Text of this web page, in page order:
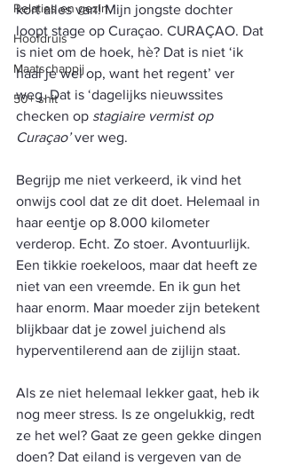
Relaties en gezin
Hoofdruis
Maatschappij
50+ shit
kort alles van! Mijn jongste dochter
loopt stage op Curaçao. CURAÇAO. Dat
is niet om de hoek, hè? Dat is niet ‘ik
haal je wel op, want het regent’ ver
weg. Dat is ‘dagelijks nieuwssites
checken op stagiaire vermist op
Curaçao’ ver weg.
Begrijp me niet verkeerd, ik vind het
onwijs cool dat ze dit doet. Helemaal in
haar eentje op 8.000 kilometer
verderop. Echt. Zo stoer. Avontuurlijk.
Een tikkie roekeloos, maar dat heeft ze
niet van een vreemde. En ik gun het
haar enorm. Maar moeder zijn betekent
blijkbaar dat je zowel juichend als
hyperventilerend aan de zijlijn staat.
Als ze niet helemaal lekker gaat, heb ik
nog meer stress. Is ze ongelukkig, redt
ze het wel? Gaat ze geen gekke dingen
doen? Dat eiland is vergeven van de